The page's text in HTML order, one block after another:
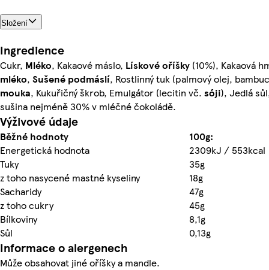
Složení
Ingredience
Cukr, Mléko, Kakaové máslo, Lískové oříšky (10%), Kakaová
mléko, Sušené podmáslí, Rostlinný tuk (palmový olej,
mouka, Kukuřičný škrob, Emulgátor (lecitin vč. sóji), Jedlá
sušina nejméně 30% v mléčné čokoládě.
Výživové údaje
Běžné hodnoty
100g:
Energetická hodnota
2309kJ / 553kcal
Tuky
35g
z toho nasycené mastné kyseliny
18g
Sacharidy
47g
z toho cukry
45g
Bílkoviny
8,1g
Sůl
0,13g
Informace o alergenech
Může obsahovat jiné oříšky a mandle.